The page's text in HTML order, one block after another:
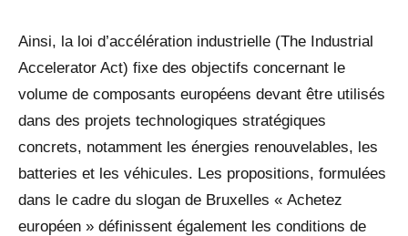
Ainsi, la loi d’accélération industrielle (The Industrial
Accelerator Act) fixe des objectifs concernant le
volume de composants européens devant être utilisés
dans des projets technologiques stratégiques
concrets, notamment les énergies renouvelables, les
batteries et les véhicules. Les propositions, formulées
dans le cadre du slogan de Bruxelles « Achetez
européen » définissent également les conditions de